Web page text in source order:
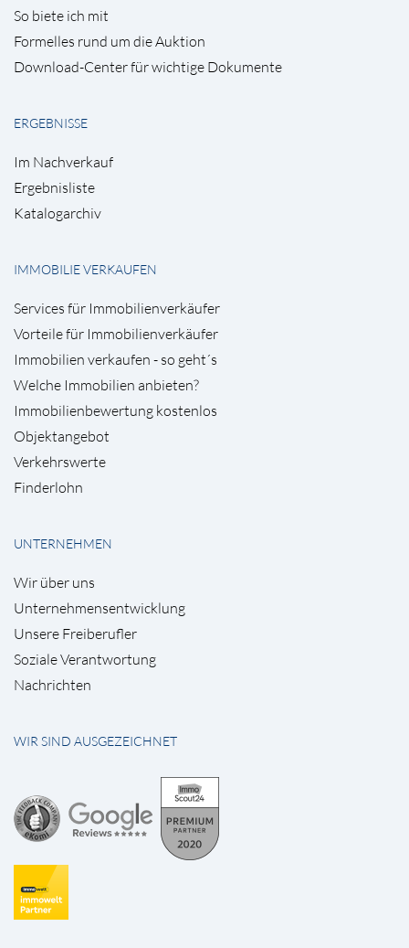
So biete ich mit
Formelles rund um die Auktion
Download-Center für wichtige Dokumente
ERGEBNISSE
Im Nachverkauf
Ergebnisliste
Katalogarchiv
IMMOBILIE VERKAUFEN
Services für Immobilienverkäufer
Vorteile für Immobilienverkäufer
Immobilien verkaufen - so geht´s
Welche Immobilien anbieten?
Immobilienbewertung kostenlos
Objektangebot
Verkehrswerte
Finderlohn
UNTERNEHMEN
Wir über uns
Unternehmensentwicklung
Unsere Freiberufler
Soziale Verantwortung
Nachrichten
WIR SIND AUSGEZEICHNET